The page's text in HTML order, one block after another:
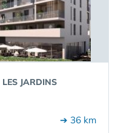
LES JARDINS
➔ 36 km